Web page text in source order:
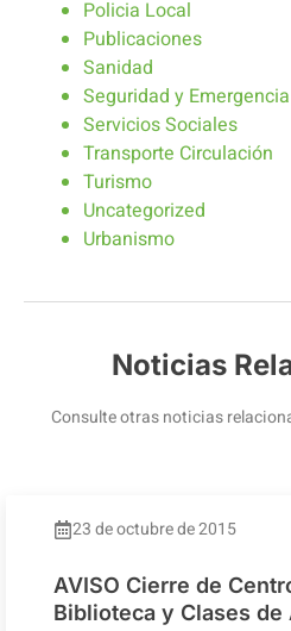
Policia Local
Publicaciones
Sanidad
Seguridad y Emergencia
Servicios Sociales
Transporte Circulación
Turismo
Uncategorized
Urbanismo
Noticias
Consulte otras noticias
23 de octubre de 2015
AVISO Cierre de
Biblioteca y Clases de